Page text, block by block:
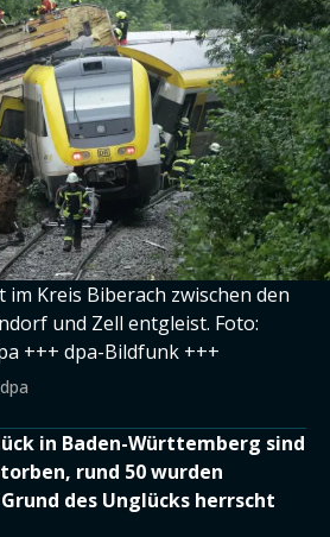
Kreis Biberach zwischen den
und Zell entgleist. Foto:
+++ dpa-Bildfunk +++
in Baden-Württemberg sind
rund 50 wurden
des Unglücks herrscht